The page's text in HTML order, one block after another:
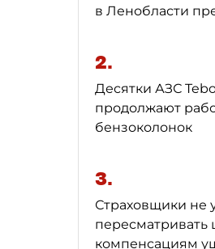
в Ленобласти
2.
Десятки АЗС
продолжают
бензоколонок
3.
Страховщики не
пересматривать
компенсациям